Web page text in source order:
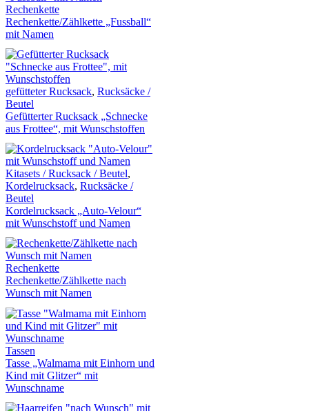
Rechenkette
Rechenkette/Zählkette „Fussball“
mit Namen
gefütteter Rucksack, Rucksäcke /
Beutel
Gefütterter Rucksack „Schnecke
aus Frottee“, mit Wunschstoffen
Kitasets / Rucksack / Beutel,
Kordelrucksack, Rucksäcke /
Beutel
Kordelrucksack „Auto-Velour“
mit Wunschstoff und Namen
Rechenkette
Rechenkette/Zählkette nach
Wunsch mit Namen
Tassen
Tasse „Walmama mit Einhorn und
Kind mit Glitzer“ mit
Wunschname